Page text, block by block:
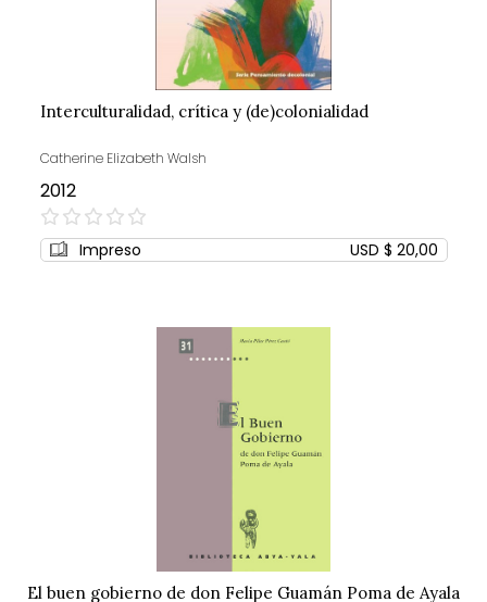
Interculturalidad, crítica y (de)colonialidad
Catherine Elizabeth Walsh
2012
0%
Impreso USD $ 20,00
El buen gobierno de don Felipe Guamán Poma de Ayala